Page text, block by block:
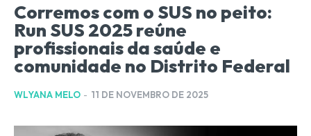
Corremos com o SUS no peito:
Run SUS 2025 reúne
profissionais da saúde e
comunidade no Distrito Federal
WLYANA MELO - 11 DE NOVEMBRO DE 2025